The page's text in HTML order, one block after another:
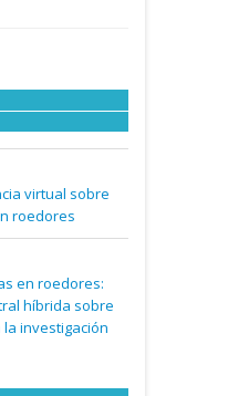
virtual sobre
roedores
en roedores:
híbrida sobre
investigación